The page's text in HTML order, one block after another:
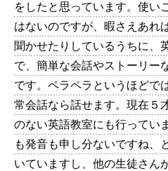
をしたと思っています。使い
はないのですが、暇さえあれ
聞かせたりしているうちに、
で、簡単な会話やストーリー
です。ペラペラというほどで
常会話なら話せます。現在５
のない英語教室にも行ってい
も発音も申し分ないですね、
いていますし、他の生徒さん